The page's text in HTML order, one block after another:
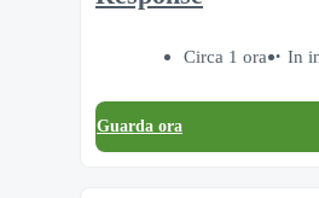
Circa 1 ora In
Guarda ora